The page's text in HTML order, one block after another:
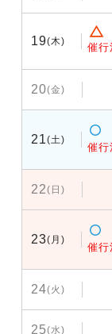
19(木) 催行
20(金)
21(土)
催行
22(日)
23(月)
催行
24(火)
25(水)